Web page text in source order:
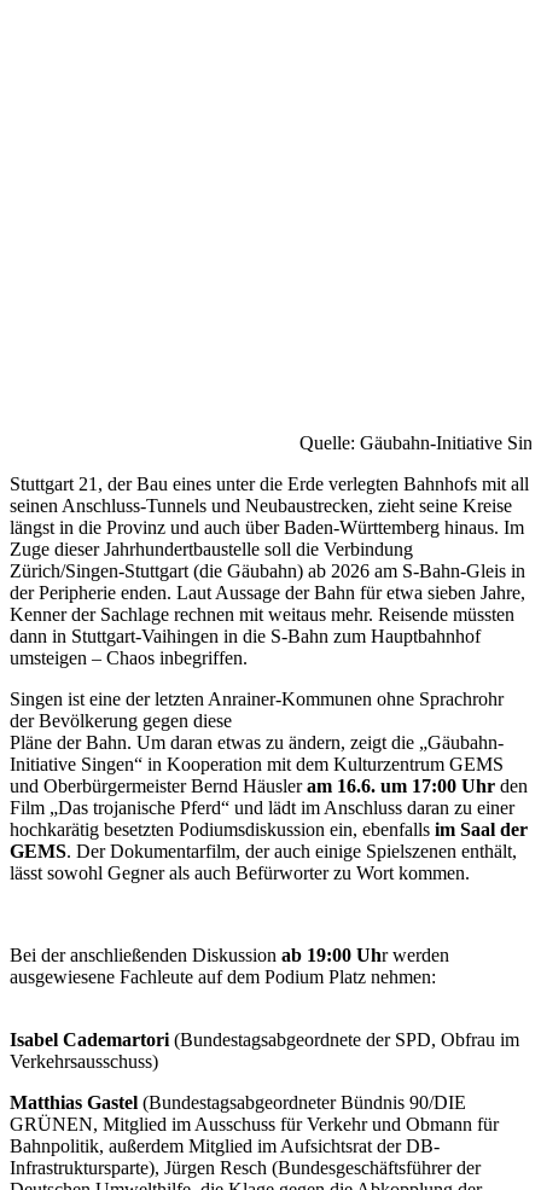
Quelle: Gäubahn-Initiative
Stuttgart 21, der Bau eines unter die Erde verlegten Bahnhofs mit all
seinen Anschluss-Tunnels und Neubaustrecken, zieht seine Kreise
längst in die Provinz und auch über Baden-Württemberg hinaus. Im
Zuge dieser Jahrhundertbaustelle soll die Verbindung
Zürich/Singen-Stuttgart (die Gäubahn) ab 2026 am S-Bahn-Gleis in
der Peripherie enden. Laut Aussage der Bahn für etwa sieben Jahre,
Kenner der Sachlage rechnen mit weitaus mehr. Reisende müssten
dann in Stuttgart-Vaihingen in die S-Bahn zum Hauptbahnhof
umsteigen – Chaos inbegriffen.
Singen ist eine der letzten Anrainer-Kommunen ohne Sprachrohr
der Bevölkerung gegen diese
Pläne der Bahn. Um daran etwas zu ändern, zeigt die „Gäubahn-
Initiative Singen“ in Kooperation mit dem Kulturzentrum GEMS
und Oberbürgermeister Bernd Häusleram 16.6. um 17:00 Uhr den
Film „Das trojanische Pferd“ und lädt im Anschluss daran zu einer
hochkarätig besetzten Podiumsdiskussion ein, ebenfalls im Saal der
GEMS. Der Dokumentarfilm, der auch einige Spielszenen enthält,
lässt sowohl Gegner als auch Befürworter zu Wort kommen.
Bei der anschließenden Diskussion ab 19:00 Uhr werden
ausgewiesene Fachleute auf dem Podium Platz nehmen:
Isabel Cademartori (Bundestagsabgeordnete der SPD, Obfrau im
Verkehrsausschuss)
Matthias Gastel (Bundestagsabgeordneter Bündnis 90/DIE
GRÜNEN, Mitglied im Ausschuss für Verkehr und Obmann für
Bahnpolitik, außerdem Mitglied im Aufsichtsrat der DB-
Infrastruktursparte), Jürgen Resch (Bundesgeschäftsführer der